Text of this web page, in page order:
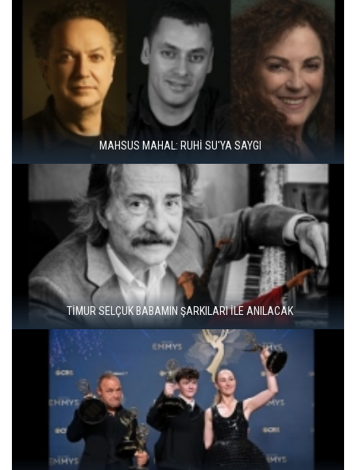
ÇAL BAĞBOZUMU FESTIVALI’NDE KÜLTÜR, SANAT VE BAĞCILIK
BIR ARADA
İSTANBUL COMICS AND ART FESTIVAL YOUTH ÜSKÜDAR'DA
DÜZCE KONURALP ULUSLARARASI FILM FESTIVALI ÖDÜLLERI